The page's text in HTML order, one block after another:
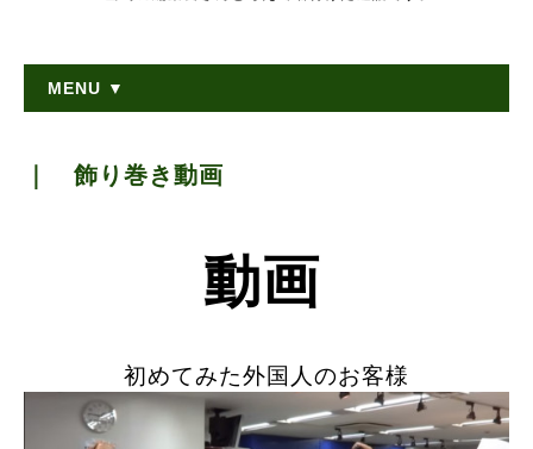
MENU ▼
｜ 飾り巻き動画
動画
初めてみた外国人のお客様